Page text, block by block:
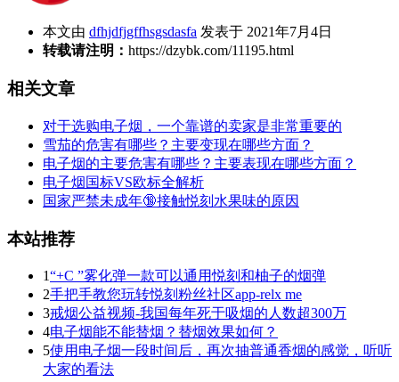
本文由 dfhjdfjgffhsgsdasfa 发表于 2021年7月4日
转载请注明： https://dzybk.com/11195.html
相关文章
对于选购电子烟，一个靠谱的卖家是非常重要的
雪茄的危害有哪些？主要变现在哪些方面？
电子烟的主要危害有哪些？主要表现在哪些方面？
电子烟国标VS欧标全解析
国家严禁未成年🔞接触悦刻水果味的原因
本站推荐
1“+C ”雾化弹一款可以通用悦刻和柚子的烟弹
2手把手教您玩转悦刻粉丝社区app-relx me
3戒烟公益视频-我国每年死于吸烟的人数超300万
4电子烟能不能替烟？替烟效果如何？
5使用电子烟一段时间后，再次抽普通香烟的感觉，听听
大家的看法